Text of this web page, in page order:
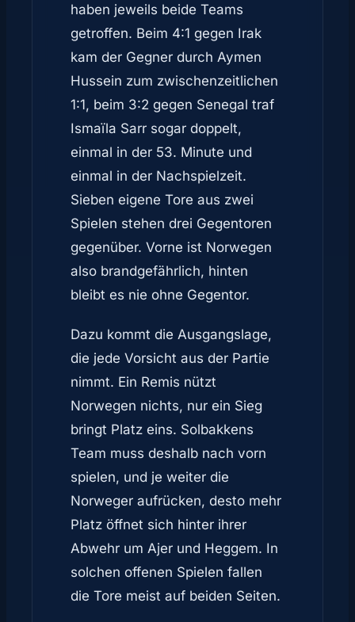
haben jeweils beide Teams
getroffen. Beim 4:1 gegen Irak
kam der Gegner durch Aymen
Hussein zum zwischenzeitlichen
1:1, beim 3:2 gegen Senegal traf
Ismaïla Sarr sogar doppelt,
einmal in der 53. Minute und
einmal in der Nachspielzeit.
Sieben eigene Tore aus zwei
Spielen stehen drei Gegentoren
gegenüber. Vorne ist Norwegen
also brandgefährlich, hinten
bleibt es nie ohne Gegentor.
Dazu kommt die Ausgangslage,
die jede Vorsicht aus der Partie
nimmt. Ein Remis nützt
Norwegen nichts, nur ein Sieg
bringt Platz eins. Solbakkens
Team muss deshalb nach vorn
spielen, und je weiter die
Norweger aufrücken, desto mehr
Platz öffnet sich hinter ihrer
Abwehr um Ajer und Heggem. In
solchen offenen Spielen fallen
die Tore meist auf beiden Seiten.